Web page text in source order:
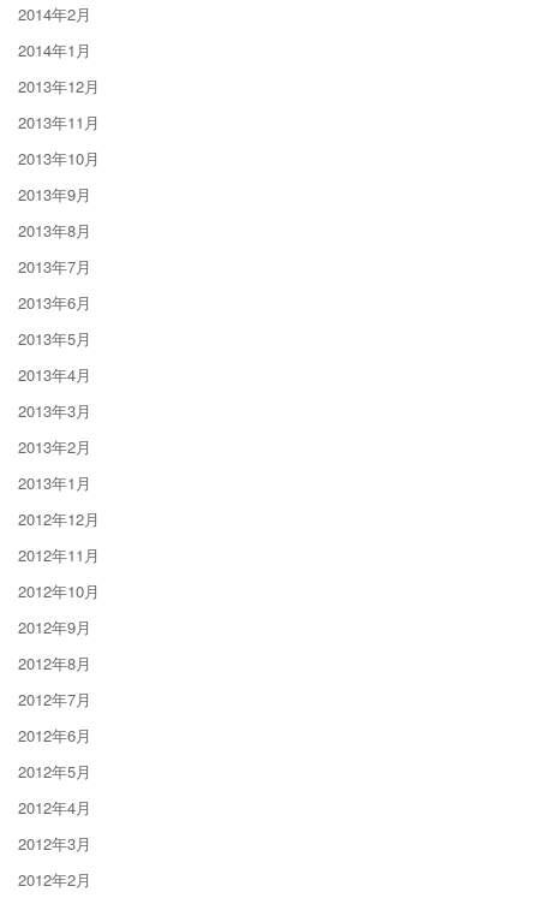
2014年2月
2014年1月
2013年12月
2013年11月
2013年10月
2013年9月
2013年8月
2013年7月
2013年6月
2013年5月
2013年4月
2013年3月
2013年2月
2013年1月
2012年12月
2012年11月
2012年10月
2012年9月
2012年8月
2012年7月
2012年6月
2012年5月
2012年4月
2012年3月
2012年2月